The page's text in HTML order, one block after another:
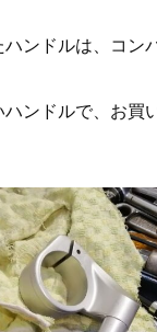
ンドルは、コン
ンドルで、お買